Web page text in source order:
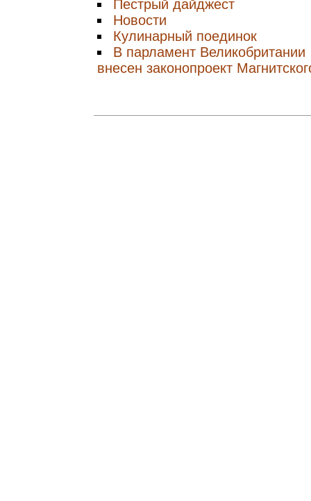
Пестрый дайджест
Новости
Кулинарный поединок
В парламент Великобритании
внесен законопроект